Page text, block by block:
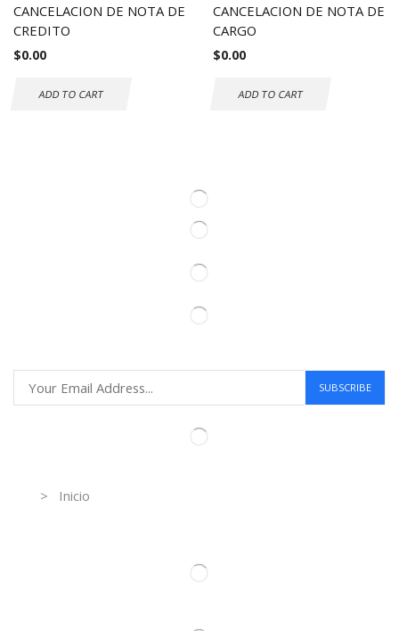
CANCELACION DE NOTA DE
CREDITO
$0.00
ADD TO CART
CANCELACION DE NOTA DE
CARGO
$0.00
ADD TO CART
> Inicio